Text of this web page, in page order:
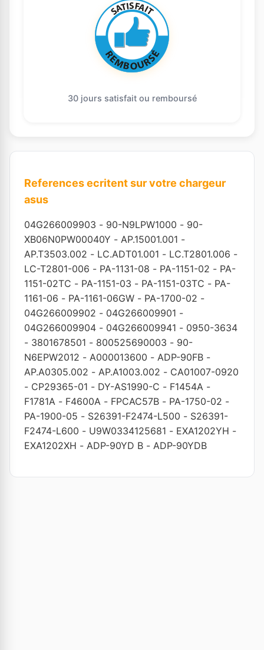
30 jours satisfait ou remboursé
References ecritent sur votre chargeur
asus
04G266009903 - 90-N9LPW1000 - 90-
XB06N0PW00040Y - AP.15001.001 -
AP.T3503.002 - LC.ADT01.001 - LC.T2801.006 -
LC-T2801-006 - PA-1131-08 - PA-1151-02 - PA-
1151-02TC - PA-1151-03 - PA-1151-03TC - PA-
1161-06 - PA-1161-06GW - PA-1700-02 -
04G266009902 - 04G266009901 -
04G266009904 - 04G266009941 - 0950-3634
- 3801678501 - 800525690003 - 90-
N6EPW2012 - A000013600 - ADP-90FB -
AP.A0305.002 - AP.A1003.002 - CA01007-0920
- CP29365-01 - DY-AS1990-C - F1454A -
F1781A - F4600A - FPCAC57B - PA-1750-02 -
PA-1900-05 - S26391-F2474-L500 - S26391-
F2474-L600 - U9W0334125681 - EXA1202YH -
EXA1202XH - ADP-90YD B - ADP-90YDB